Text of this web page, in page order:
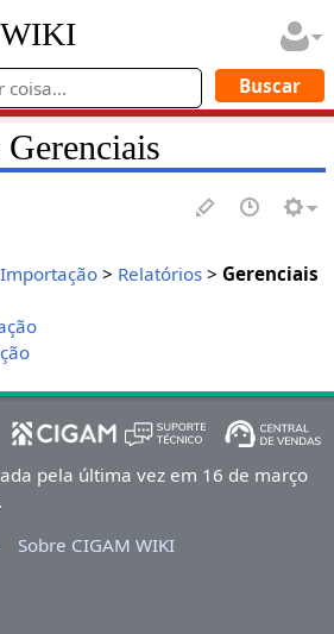
> Relatórios> Gerenciais
pela última vez em 16 de março
Sobre CIGAM WIKI